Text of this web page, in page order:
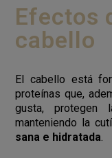
Efectos
cabello
El cabello está
proteínas que,
gusta,
manteniendo la
sana e hidratada.